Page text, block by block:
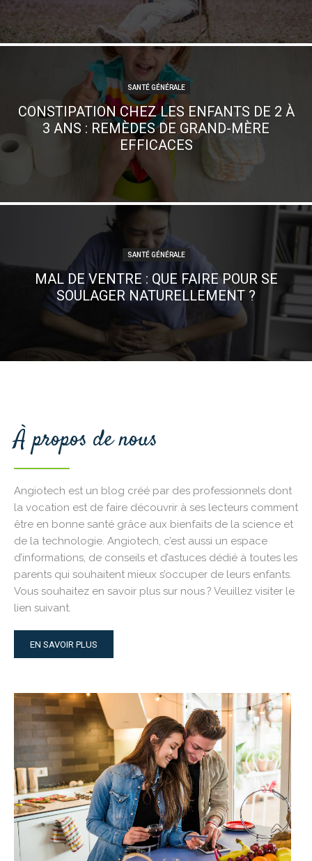
SANTÉ GÉNÉRALE
CONSTIPATION CHEZ LES ENFANTS DE 2 À
3 ANS : REMÈDES DE GRAND-MÈRE
EFFICACES
SANTÉ GÉNÉRALE
MAL DE VENTRE : QUE FAIRE POUR SE
SOULAGER NATURELLEMENT ?
À propos de nous
Angiotech est un blog créé par des professionnels dont
la vocation est de faire découvrir à ses lecteurs comment
être en bonne santé grâce aux bienfaits de la science et
de la technologie. Angiotech, c’est aussi un espace
d’informations, de conseils et d’astuces dédié à toutes les
parents qui souhaitent mieux s’occuper de leurs enfants.
Vous souhaitez en savoir plus sur nous ? Veuillez visiter le
lien suivant.
EN SAVOIR PLUS